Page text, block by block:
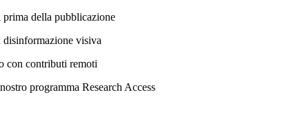
della pubblicazione
disinformazione visiva
con contributi remoti
programma Research Access